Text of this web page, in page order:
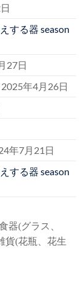
する器 season
27日
2025年4月26日
年7月21日
する器 season
器(グラス、
貨(花瓶、花生